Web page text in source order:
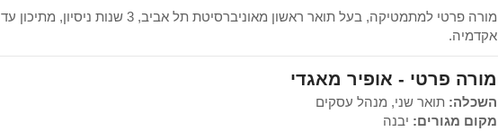
מורה פרטי למתמטיקה, בעל תואר ראשון מאוניברסיטת תל אביב, 3 שנות ניסיון, מתיכון עד
אקדמיה.
מורה פרטי - אופיר מאגדי
השכלה: תואר שני, מנהל עסקים
מקום מגורים: יבנה